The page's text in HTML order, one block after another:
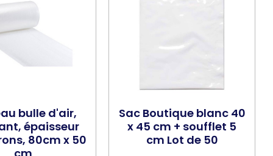
bulle d'air,
épaisseur
80cm x 50
Sac Boutique blanc 40
x 45 cm + soufflet 5
cm Lot de 50